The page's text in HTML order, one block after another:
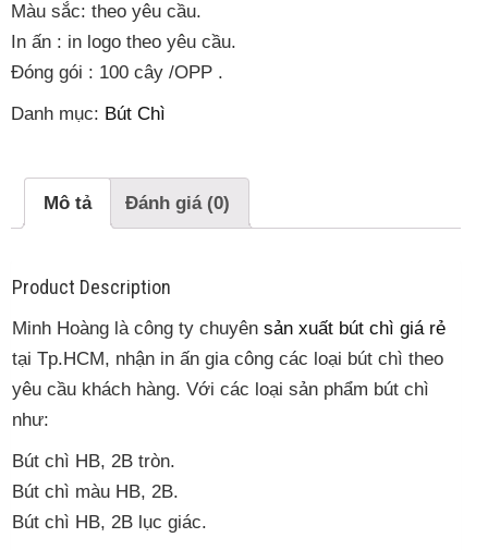
Màu sắc: theo yêu cầu.
In ấn : in logo theo yêu cầu.
Đóng gói : 100 cây /OPP .
Danh mục: Bút Chì
Mô tả Đánh giá (0)
Product Description
Minh Hoàng là công ty chuyên sản xuất bút chì giá rẻ
tại Tp.HCM, nhận in ấn gia công các loại bút chì theo
yêu cầu khách hàng. Với các loại sản phẩm bút chì
như:
Bút chì HB, 2B tròn.
Bút chì màu HB, 2B.
Bút chì HB, 2B lục giác.